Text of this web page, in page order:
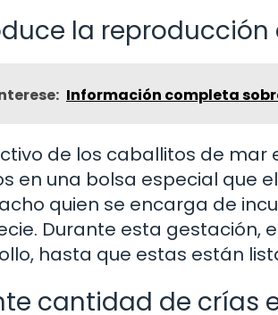
la
Información completa
de los caballitos de
en una bolsa especial que
quien se encarga de
Durante esta gestación,
hasta que estas están
cantidad de crías